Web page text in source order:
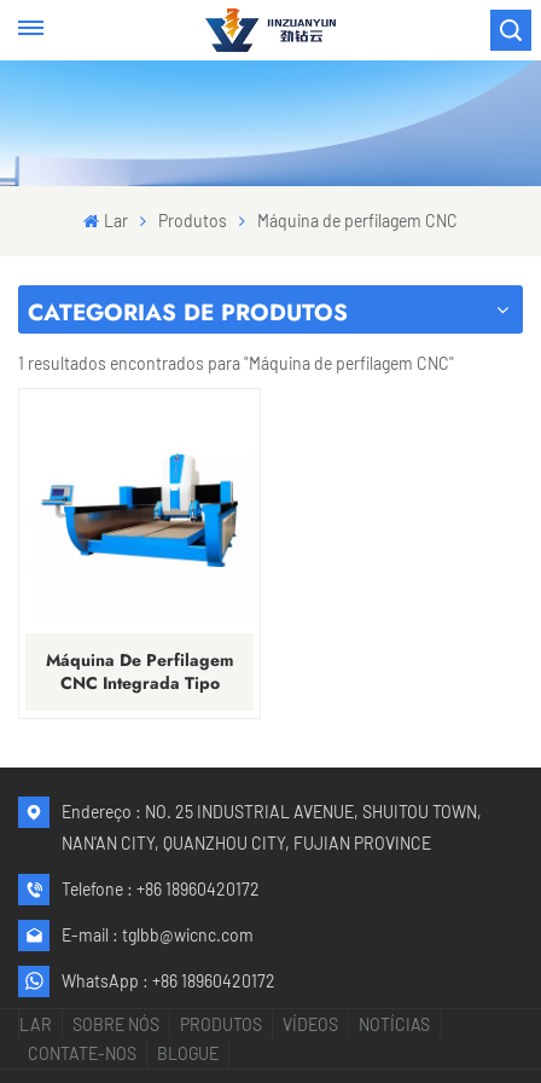
Lar Produtos Máquina de perfilagem CNC
CATEGORIAS DE PRODUTOS
1 resultados encontrados para "Máquina de perfilagem CNC"
Máquina De Perfilagem
CNC Integrada Tipo
Endereço : NO. 25 INDUSTRIAL AVENUE, SHUITOU TOWN,
NAN'AN CITY, QUANZHOU CITY, FUJIAN PROVINCE
Telefone : +86 18960420172
E-mail : tglbb@wicnc.com
WhatsApp : +86 18960420172
LAR SOBRE NÓS PRODUTOS VÍDEOS
NOTÍCIAS
CONTATE-NOS
BLOGUE